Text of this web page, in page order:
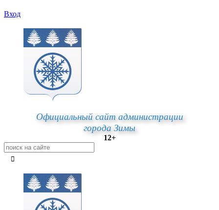
Вход
Официальный сайт администрации
города Зимы
12+